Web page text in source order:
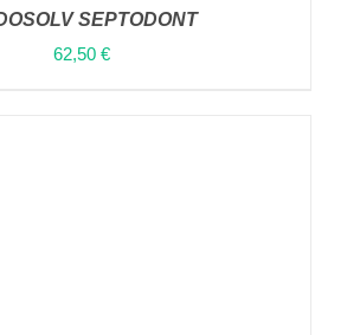
SEPTODONT
62,50 €